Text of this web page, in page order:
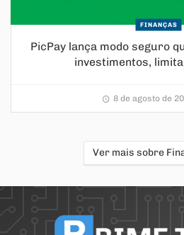
FINANÇAS
PicPay lança modo seguro
investimentos,
8 de agosto de
Ver mais sobre